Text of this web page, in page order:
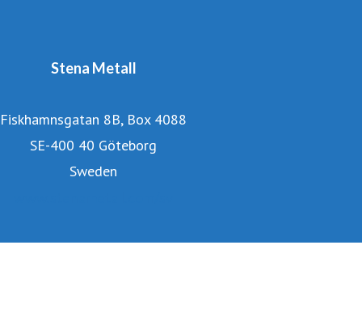
Stena Metall
Fiskhamnsgatan 8B, Box 4088
SE-400 40 Göteborg
Sweden